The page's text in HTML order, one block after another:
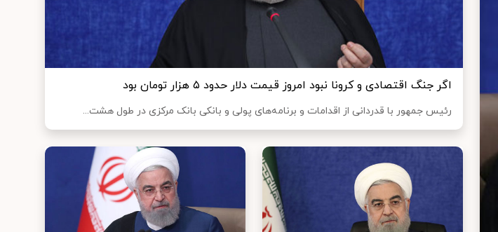
اگر جنگ اقتصادی و کرونا نبود امروز قیمت دلار حدود ۵ هزار تومان بود
رئیس جمهور با قدردانی از اقدامات و برنامه‌های پولی و بانکی بانک مرکزی در طول هشت...